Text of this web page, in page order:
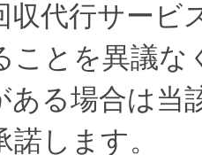
収代行サービ
ことを異議な
ある場合は当
します。